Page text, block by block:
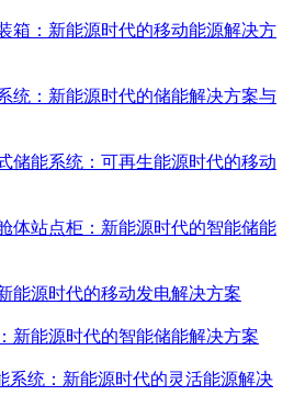
箱：新能源时代的移动能源解决方
统：新能源时代的储能解决方案与
储能系统：可再生能源时代的移动
体站点柜：新能源时代的智能储能
能源时代的移动发电解决方案
新能源时代的智能储能解决方案
系统：新能源时代的灵活能源解决